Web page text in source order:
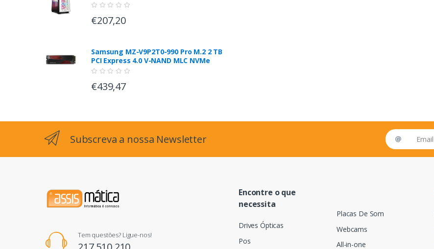
€207,20
Samsung MZ-V9P2T0-990 Pro M.2 2 TB
PCI Express 4.0 V-NAND MLC NVMe
€439,47
Subscreva a nossa Newsletter Email address
Tem questões? Ligue-nos!
Encontre o que
necessita
Drives Ópticas
Pos
Placas De Som
Webcams
All-in-one